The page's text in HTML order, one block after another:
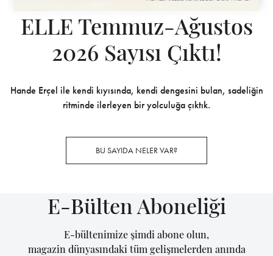
ELLE Temmuz-Ağustos
2026 Sayısı Çıktı!
Hande Erçel ile kendi kıyısında, kendi dengesini bulan, sadeliğin
ritminde ilerleyen bir yolculuğa çıktık.
BU SAYIDA NELER VAR?
E-Bülten Aboneliği
E-bültenimize şimdi abone olun,
magazin dünyasındaki tüm gelişmelerden anında